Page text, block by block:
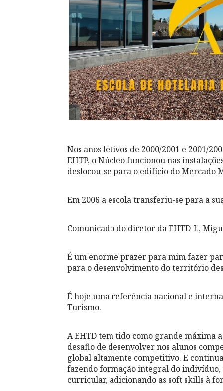
Nos anos letivos de 2000/2001 e 2001/
EHTP, o Núcleo funcionou nas
deslocou-se para o edifício do Mercado
Em 2006 a escola transferiu-se para a
Comunicado do diretor da EHTD-L,
É um enorme prazer para mim fazer
para o desenvolvimento do território
É hoje uma referência nacional e
Turismo.
A EHTD tem tido como grande máxima
desafio de desenvolver nos alunos
global altamente competitivo. E
fazendo formação integral do
curricular, adicionando as soft skills à